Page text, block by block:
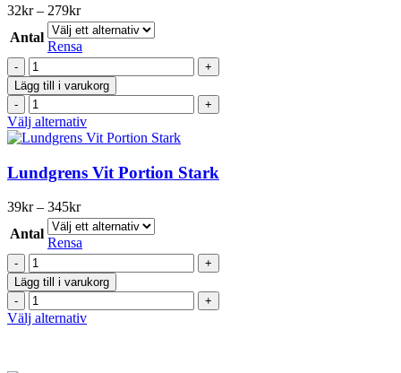
De
olika
väljas
produktsidan
32kr – 279krPrisintervall:
32kr
till
279kr
Antal
Rensa
Kapten
Vit
X-
Stark
mängd
Lägg till i varukorg
Kapten
Vit
X-
Stark
mängd
Välj alternativDen
här
har
flera
De
olika
väljas
produktsidan
Lundgrens Vit Portion Stark
39kr – 345krPrisintervall:
39kr
till
345kr
Antal
Rensa
Lundgrens
Vit
Portion
Stark
mängd
Lägg till i varukorg
Lundgrens
Vit
Portion
Välj alternativDen